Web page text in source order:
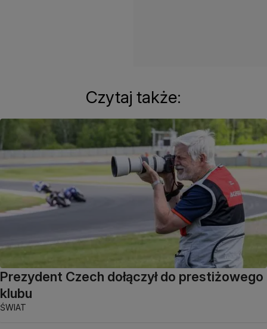
Czytaj także:
Prezydent Czech dołączył do prestiżowego
klubu
ŚWIAT